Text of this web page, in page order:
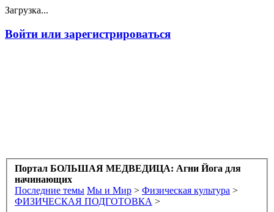
Загрузка...
Войти или зарегистрироваться
Портал БОЛЬШАЯ МЕДВЕДИЦА: Агни Йога для
начинающих
Последние темы Мы и Мир > Физическая культура >
ФИЗИЧЕСКАЯ ПОДГОТОВКА >